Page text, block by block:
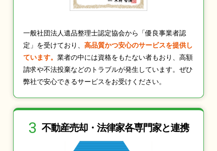
一般社団法人遺品整理士認定協会から「優良事業者認
定」を受けており、 高品質かつ安心のサービスを提供し
ています。 業者の中には資格をもたない者もおり、高額
請求や不法投棄などのトラブルが発生しています。ぜひ
弊社で安心できるサービスをお受けください。
3 不動産売却・法律家各専門家と連携